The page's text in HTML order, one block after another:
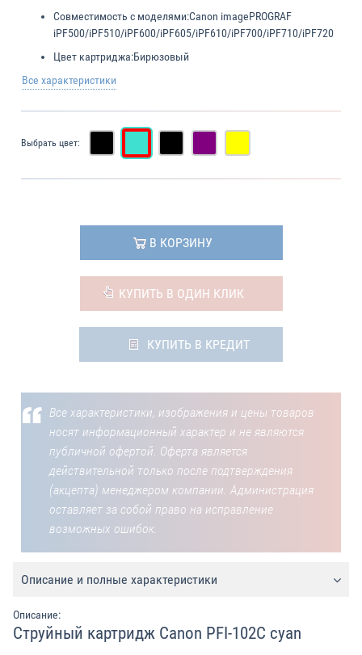
Совместимость с моделями:Canon imagePROGRAF
iPF500/iPF510/iPF600/iPF605/iPF610/iPF700/iPF710/iPF720
Цвет картриджа:Бирюзовый
Все характеристики
Выбрать цвет:
В КОРЗИНУ
КУПИТЬ В ОДИН КЛИК
КУПИТЬ В КРЕДИТ
Все характеристики, изображения и цены товаров
носят информационный характер и не являются
публичной офертой. Оферта является
действительной только после подтверждения
(акцепта) менеджером компании. Администрация
оставляет за собой право на исправление
возможных ошибок.
Описание и полные характеристики
Описание:
Струйный картридж Canon PFI-102C cyan